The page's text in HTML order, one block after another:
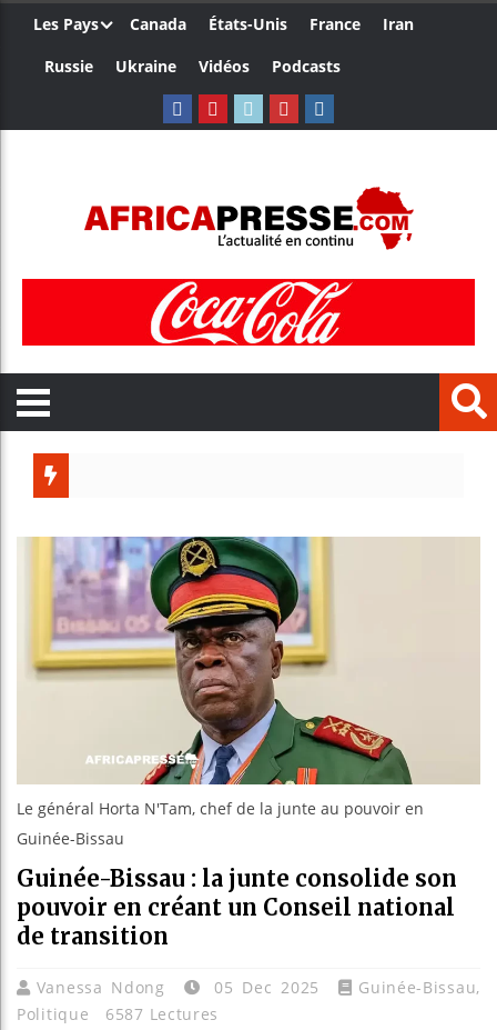
Les Pays Canada États-Unis France
Iran
Russie
Ukraine Vidéos Podcasts
Le général Horta N'Tam, chef de la junte au pouvoir en
Guinée-Bissau
Guinée-Bissau : la junte consolide son
pouvoir en créant un Conseil national
de transition
Vanessa Ndong 05 Dec 2025 Guinée-Bissau,
Politique
6587 Lectures